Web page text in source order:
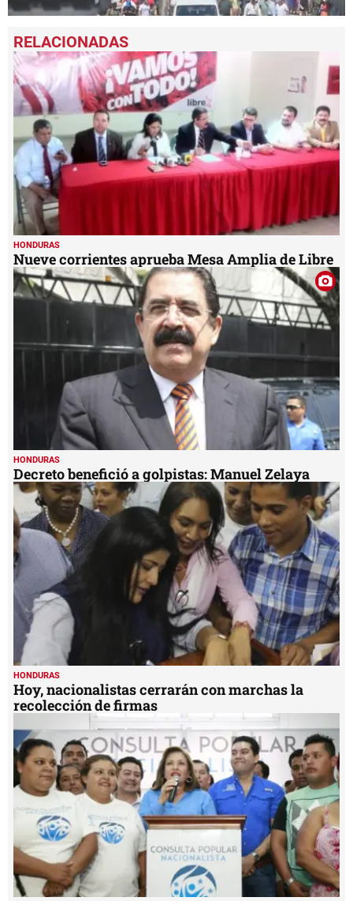
seconds
of
1
minute,
57
seconds
HONDURAS
Nueve corrientes aprueba Mesa Amplia de Libre
HONDURAS
Decreto benefició a golpistas: Manuel Zelaya
HONDURAS
Hoy, nacionalistas cerrarán con marchas la
recolección de firmas